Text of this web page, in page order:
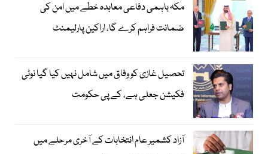
مکہ باہمی دفاعی معاہدہ خطے میں امن کی
ضمانت فراہم کرے گا، اراکین پارلیمنٹ
تحصیل غازی کو وفاق میں شامل نہیں کیا گیا نوٹی
فکیشن جعلی ہے، کے پی حکومت
آزاد کشمیر عام انتخابات کے آخری مرحلے میں